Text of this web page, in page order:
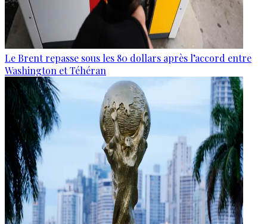
Le Brent repasse sous les 80 dollars après l’accord entre
Washington et Téhéran